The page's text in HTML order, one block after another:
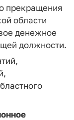
прекращения
области
денежное
должности.